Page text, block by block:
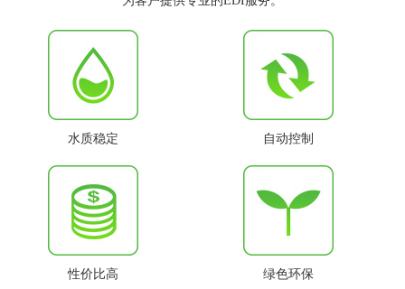
水质稳定 自动控制
性价比高 绿色环保